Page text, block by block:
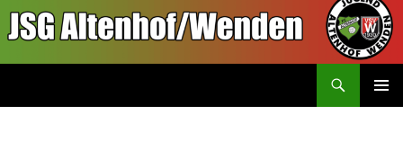
Inhalt
springen